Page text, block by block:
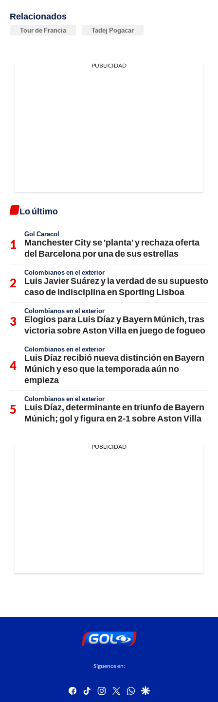
Relacionados
Tour de Francia Tadej Pogacar
PUBLICIDAD
Lo último
Gol Caracol
Manchester City se 'planta' y rechaza oferta
del Barcelona por una de sus estrellas
Colombianos en el exterior
Luis Javier Suárez y la verdad de su supuesto
caso de indisciplina en Sporting Lisboa
Colombianos en el exterior
Elogios para Luis Díaz y Bayern Múnich, tras
victoria sobre Aston Villa en juego de fogueo
Colombianos en el exterior
Luis Díaz recibió nueva distinción en Bayern
Múnich y eso que la temporada aún no
empieza
Colombianos en el exterior
Luis Díaz, determinante en triunfo de Bayern
Múnich; gol y figura en 2-1 sobre Aston Villa
PUBLICIDAD
Síguenos en:
facebook
tiktok instagram
twitterwhatsapp
google